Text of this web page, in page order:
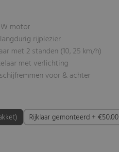
motor
rijplezier
met 2 standen (10, 25 km/h)
met verlichting
voor & achter
Rijklaar gemonteerd + €50.00